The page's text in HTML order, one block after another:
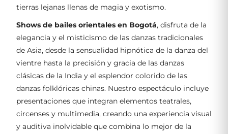
tierras lejanas llenas de magia y exotismo.
Shows de bailes orientales en Bogotá, disfruta de la
elegancia y el misticismo de las danzas tradicionales
de Asia, desde la sensualidad hipnótica de la danza del
vientre hasta la precisión y gracia de las danzas
clásicas de la India y el esplendor colorido de las
danzas folklóricas chinas. Nuestro espectáculo incluye
presentaciones que integran elementos teatrales,
circenses y multimedia, creando una experiencia visual
y auditiva inolvidable que combina lo mejor de la